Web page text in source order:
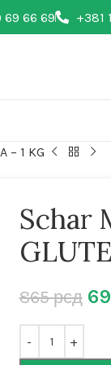
69 66 69 +381
– 1 KG
Schar
865рсд